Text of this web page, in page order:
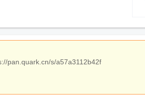
pan.quark.cn/s/a57a3112b42f